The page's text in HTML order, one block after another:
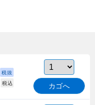
税抜
税込 カゴへ